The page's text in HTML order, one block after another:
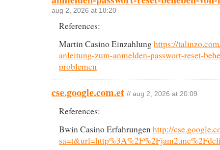
aug 2, 2026 at 18:20
References:
Martin Casino Einzahlunghttps://
anleitung-zum-anmelden-passwort-reset-
problemen
cse.google.com.et // aug 2, 2026 at 20:09
References:
Bwin Casino Erfahrungen http://